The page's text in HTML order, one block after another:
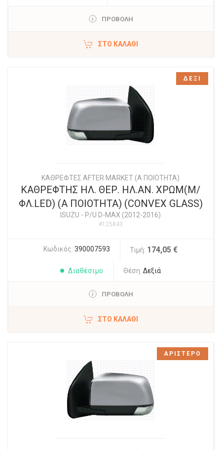
ΠΡΟΒΟΛΗ
ΣΤΟ ΚΑΛΆΘΙ
ΚΑΘΡΕΦΤΕΣ AFTER MARKET (Α ΠΟΙΟΤΗΤΑ)
ΚΑΘΡΕΦΤΗΣ ΗΛ. ΘΕΡ. ΗΛ.ΑΝ. ΧΡΩΜ(Μ/
ΦΛ.LED) (Α ΠΟΙΟΤΗΤΑ) (CONVEX GLASS)
ISUZU - P/U D-MAX (2012-2016)
#125843
Κωδικός: 390007593 Τιμή: 174,05 €
Διαθέσιμο Θέση: Δεξιά
ΠΡΟΒΟΛΗ
ΣΤΟ ΚΑΛΆΘΙ
ΔΕΞΙ
ΑΡΙΣΤΕΡΟ